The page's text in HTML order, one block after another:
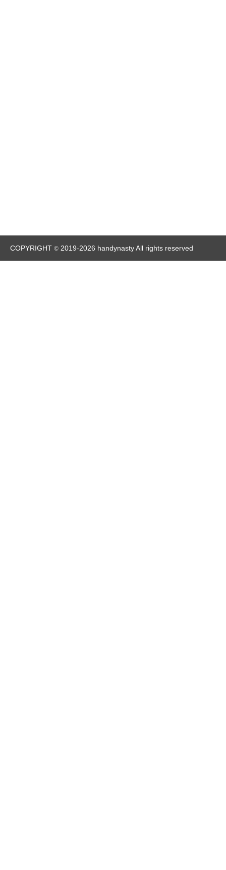
COPYRIGHT © 2019-2026 handynasty All rights reserved